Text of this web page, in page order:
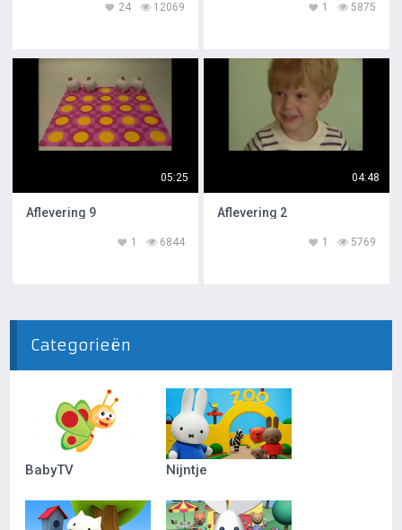
12069
24 5875
1
05:25
Aflevering 9
6844
1
04:48
Aflevering 2
5769
1
Categorieën
BabyTV Nijntje